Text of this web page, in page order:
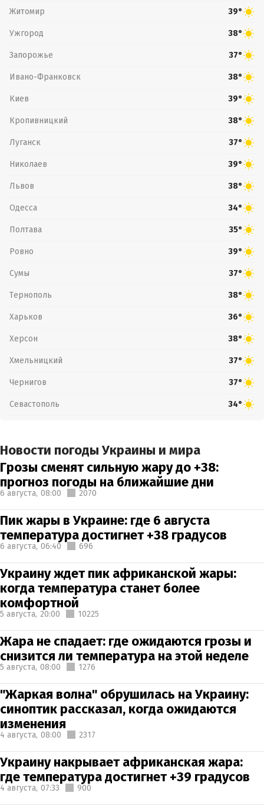
Житомир 39°
Ужгород 38°
Запорожье 37°
Ивано-Франковск 38°
Киев 39°
Кропивницкий 38°
Луганск 37°
Николаев 39°
Львов 38°
Одесса 34°
Полтава 35°
Ровно 39°
Сумы 37°
Тернополь 38°
Харьков 36°
Херсон 38°
Хмельницкий 37°
Чернигов 37°
Севастополь 34°
Новости погоды Украины и мира
Грозы сменят сильную жару до +38:
прогноз погоды на ближайшие дни
6 августа, 08:00 2070
Пик жары в Украине: где 6 августа
температура достигнет +38 градусов
6 августа, 06:40 696
Украину ждет пик африканской жары:
когда температура станет более
комфортной
5 августа, 20:00 10225
Жара не спадает: где ожидаются грозы и
снизится ли температура на этой неделе
5 августа, 08:00 1276
"Жаркая волна" обрушилась на Украину:
синоптик рассказал, когда ожидаются
изменения
4 августа, 08:00 2317
Украину накрывает африканская жара:
где температура достигнет +39 градусов
4 августа, 07:33 900